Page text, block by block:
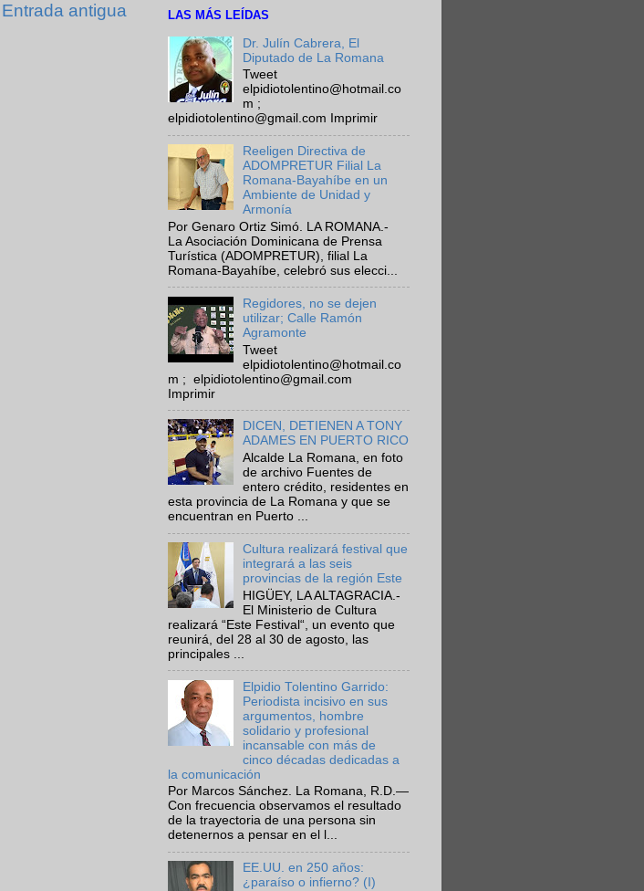
Entrada antigua LAS MÁS LEÍDAS
Dr. Julín Cabrera, El
Diputado de La Romana
Tweet
elpidiotolentino@hotmail.co
m ;
elpidiotolentino@gmail.com Imprimir
Reeligen Directiva de
ADOMPRETUR Filial La
Romana-Bayahíbe en un
Ambiente de Unidad y
Armonía
Por Genaro Ortiz Simó. LA ROMANA.-
La Asociación Dominicana de Prensa
Turística (ADOMPRETUR), filial La
Romana-Bayahíbe, celebró sus elecci...
Regidores, no se dejen
utilizar; Calle Ramón
Agramonte
Tweet
elpidiotolentino@hotmail.co
m ; elpidiotolentino@gmail.com
Imprimir
DICEN, DETIENEN A TONY
ADAMES EN PUERTO RICO
Alcalde La Romana, en foto
de archivo Fuentes de
entero crédito, residentes en
esta provincia de La Romana y que se
encuentran en Puerto ...
Cultura realizará festival que
integrará a las seis
provincias de la región Este
HIGÜEY, LA ALTAGRACIA.-
El Ministerio de Cultura
realizará “Este Festival“, un evento que
reunirá, del 28 al 30 de agosto, las
principales ...
Elpidio Tolentino Garrido:
Periodista incisivo en sus
argumentos, hombre
solidario y profesional
incansable con más de
cinco décadas dedicadas a
la comunicación
Por Marcos Sánchez. La Romana, R.D.—
Con frecuencia observamos el resultado
de la trayectoria de una persona sin
detenernos a pensar en el l...
EE.UU. en 250 años:
¿paraíso o infierno? (I)